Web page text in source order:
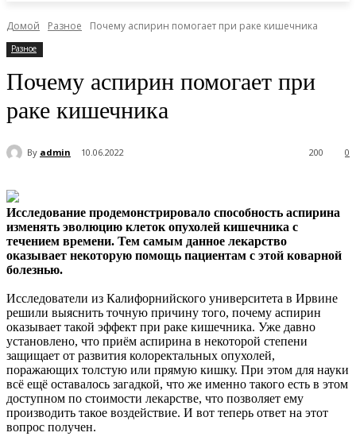
Домой Разное Почему аспирин помогает при раке кишечника
Разное
Почему аспирин помогает при
раке кишечника
By admin 10.06.2022 0
200
Исследование продемонстрировало способность аспирина
изменять эволюцию клеток опухолей кишечника с
течением времени. Тем самым данное лекарство
оказывает некоторую помощь пациентам с этой коварной
болезнью.
Исследователи из Калифорнийского университета в Ирвине
решили выяснить точную причину того, почему аспирин
оказывает такой эффект при раке кишечника. Уже давно
установлено, что приём аспирина в некоторой степени
защищает от развития колоректальных опухолей,
поражающих толстую или прямую кишку. При этом для науки
всё ещё оставалось загадкой, что же именно такого есть в этом
доступном по стоимости лекарстве, что позволяет ему
производить такое воздействие. И вот теперь ответ на этот
вопрос получен.